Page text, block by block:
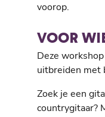
voorop.
VOOR
Deze
uitbreiden met
Zoek je een
countrygitaar?